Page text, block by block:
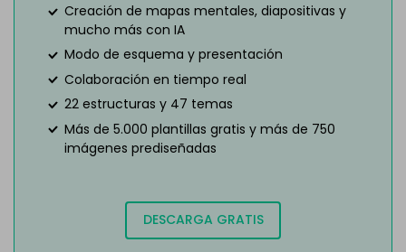
Creación de mapas mentales, diapositivas y
mucho más con IA
Modo de esquema y presentación
Colaboración en tiempo real
22 estructuras y 47 temas
Más de 5.000 plantillas gratis y más de 750
imágenes prediseñadas
DESCARGA GRATIS